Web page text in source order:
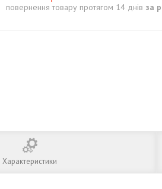
повернення товару протягом 14 днів за
Характеристики